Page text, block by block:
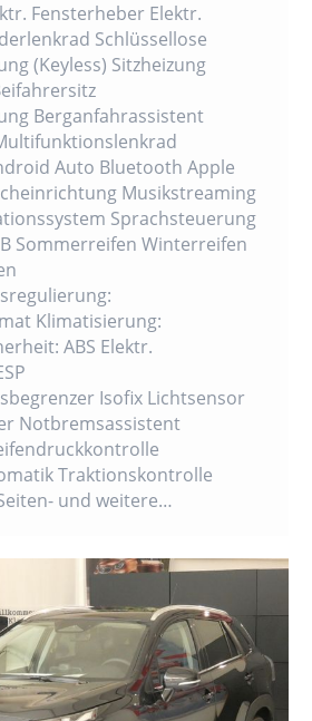
Fensterheber Elektr.
Schlüssellose
(Keyless) Sitzheizung
Berganfahrassistent
Auto Bluetooth Apple
Musikstreaming
Sprachsteuerung
Sommerreifen Winterreifen
Klimatisierung:
ABS Elektr.
Isofix Lichtsensor
Notbremsassistent
Traktionskontrolle
und weitere…